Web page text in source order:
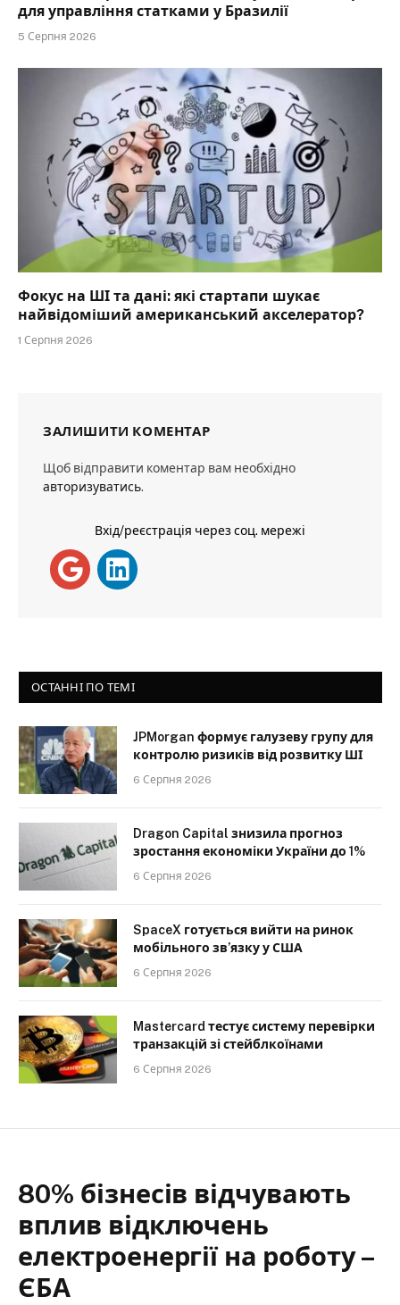
для управління статками у Бразилії
5 Серпня 2026
Фокус на ШІ та дані: які стартапи шукає
найвідоміший американський акселератор?
1 Серпня 2026
ЗАЛИШИТИ КОМЕНТАР
Щоб відправити коментар вам необхідно
авторизуватись.
Вхід/реєстрація через соц. мережі
ОСТАННІ ПО ТЕМІ
JPMorgan формує галузеву групу для
контролю ризиків від розвитку ШІ
6 Серпня 2026
Dragon Capital знизила прогноз
зростання економіки України до 1%
6 Серпня 2026
SpaceX готується вийти на ринок
мобільного зв’язку у США
6 Серпня 2026
Mastercard тестує систему перевірки
транзакцій зі стейблкоїнами
6 Серпня 2026
80% бізнесів відчувають
вплив відключень
електроенергії на роботу –
ЄБА